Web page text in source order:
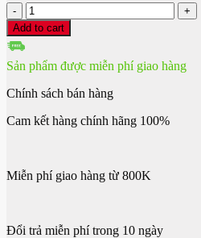
DELL
ĐẦU
NHỎ
Add to cart
Sản phẩm được miễn phí giao hàng
Chính sách bán hàng
Cam kết hàng chính hãng 100%
Miễn phí giao hàng từ 800K
Đổi trả miễn phí trong 10 ngày